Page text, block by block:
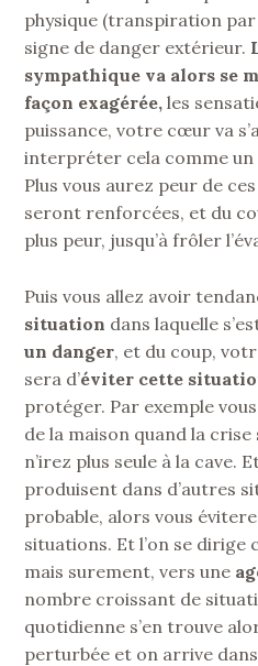
physique (transpiration
signe de danger extérieur.
sympathique va alors se
façon exagérée, les
puissance, votre cœur va
interpréter cela comme
Plus vous aurez peur de
seront renforcées, et du
plus peur, jusqu’à frôler
Puis vous allez avoir
situation dans laquelle
un danger, et du coup,
sera d’éviter cette
protéger. Par exemple
de la maison quand la crise
n’irez plus seule à la cave.
produisent dans d’autres
probable, alors vous
situations. Et l’on se dirige
mais surement, vers une
nombre croissant de
quotidienne s’en trouve
perturbée et on arrive